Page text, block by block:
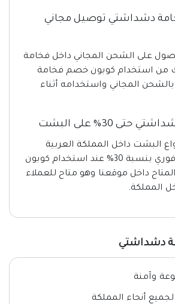
دشداشتي توصيل مجاني
على الشحن المجاني داخل فخامة
من استخدام كوبون خصم فخامة
المجاني واستخدامه أثناء
30% على البشت
البشت داخل المملكة العربية
السعودية بخصم فوري بنسبة 30% عند استخدام كوبون
داخل موقعنا وهو متاح للعملاء
المملكة.
دشداشتي
وآمنة
أنحاء المملكة